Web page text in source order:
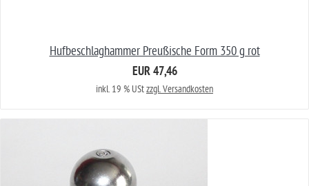
Hufbeschlaghammer Preußische Form 350 g rot
EUR 47,46
inkl. 19 % UStzzgl. Versandkosten